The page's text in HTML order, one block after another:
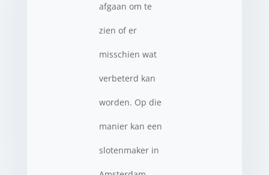
afgaan om te
zien of er
misschien wat
verbeterd kan
worden. Op die
manier kan een
slotenmaker in